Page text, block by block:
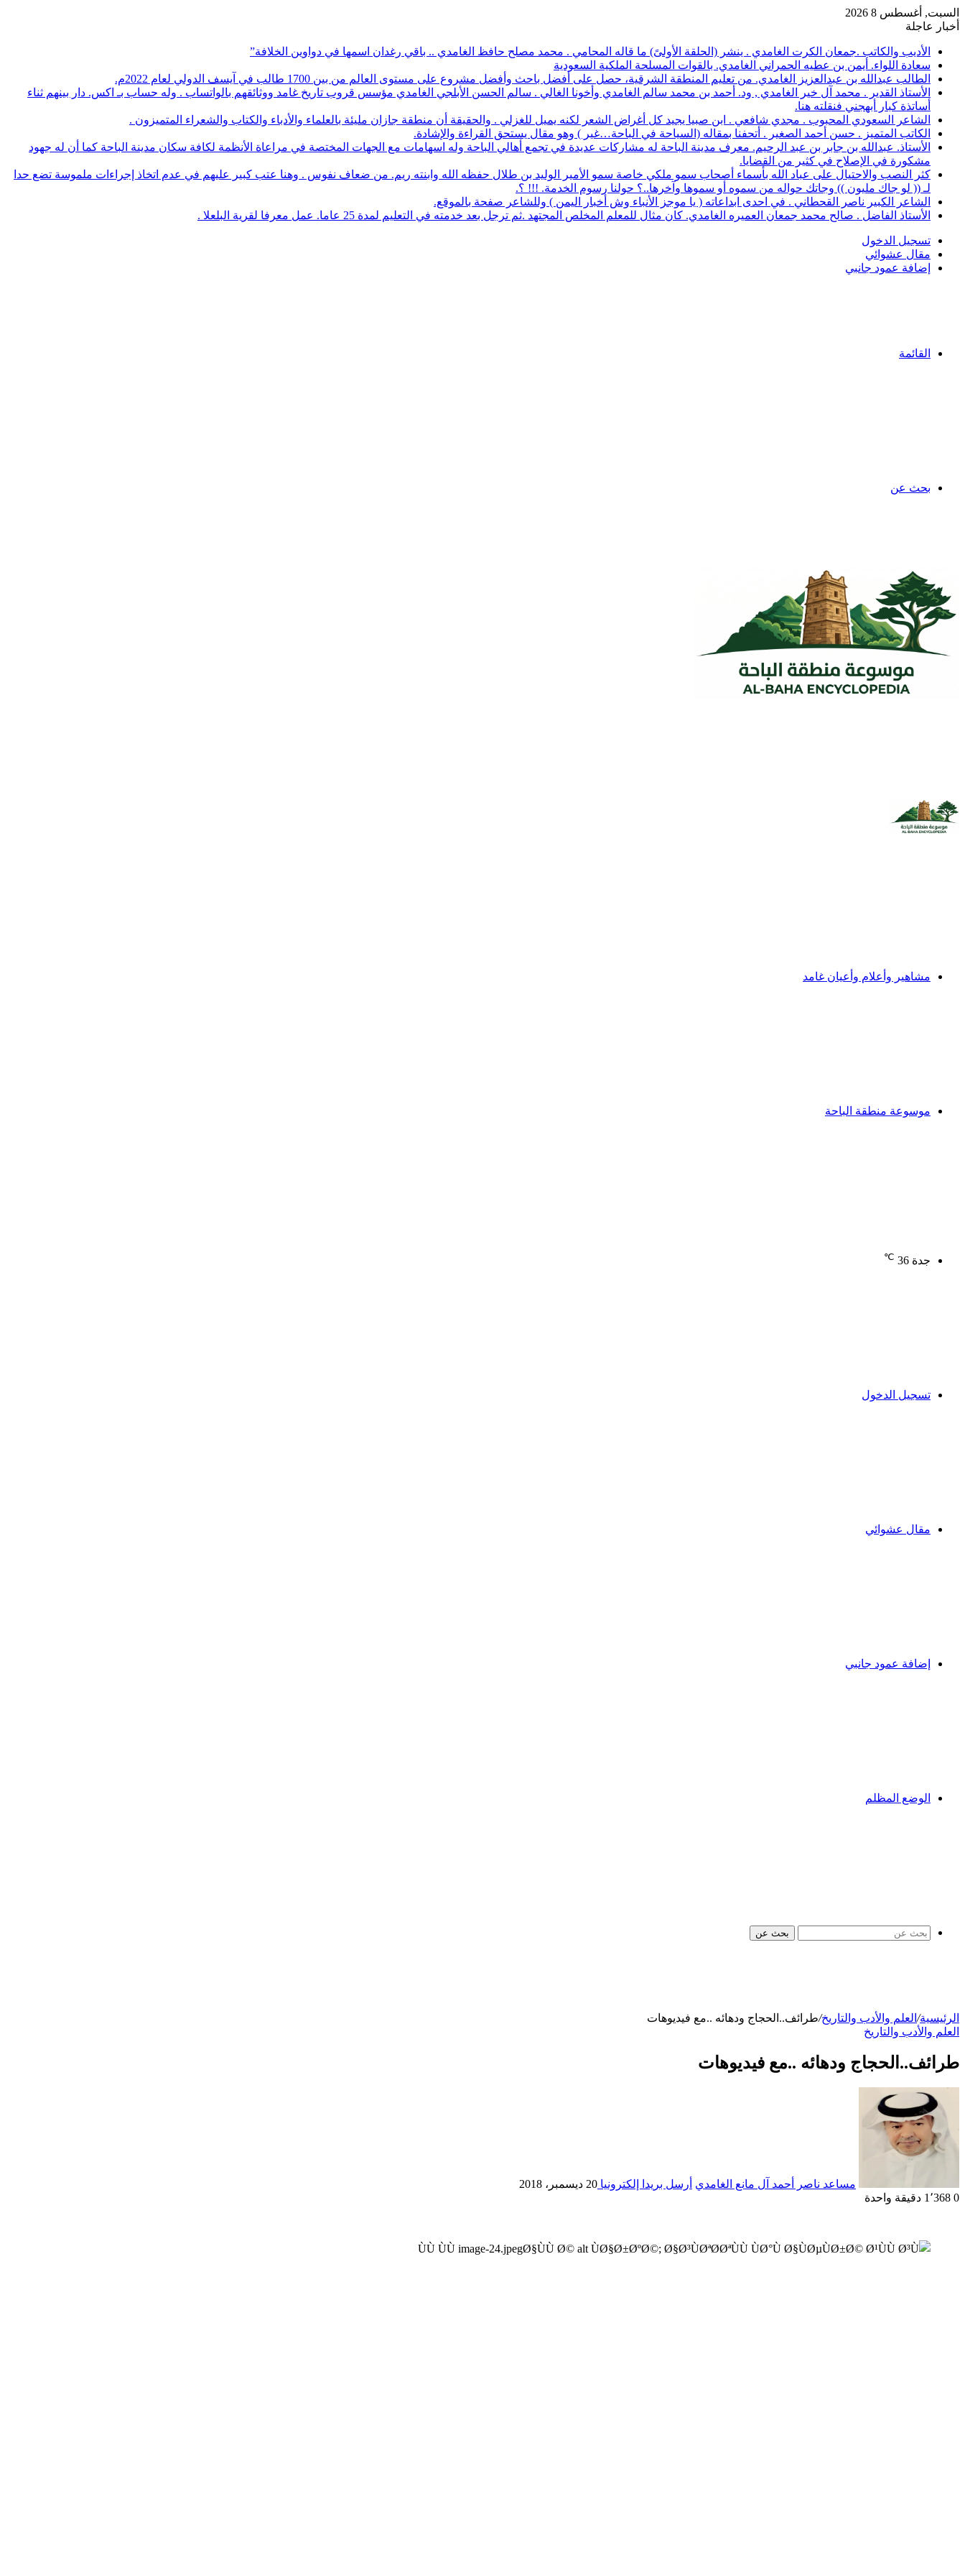
السبت, أغسطس 8 2026
أخبار عاجلة
الأديب والكاتب .جمعان الكرت الغامدي . ينشر (الحلقة الأولىً) ما قاله المحامي . محمد مصلح حافظ الغامدي .. باقي رغدان اسمها في دواوين الخلافة”
سعادة اللواء. أيمن بن عطيه الحمراني الغامدي. بالقوات المسلحة الملكية السعودية
الطالب عبدالله بن عبدالعزيز الغامدي. من تعليم المنطقة الشرقية، حصل على أفضل باحث وأفضل مشروع على مستوى العالم من بين 1700 طالب في آيسف الدولي لعام 2022م.
الأستاذ القدير . محمد آل خير الغامدي , ود. أحمد بن محمد سالم الغامدي وأخونا الغالي . سالم الحسن الأبلجي الغامدي مؤسس قروب تاريخ غامد ووثائقهم بالواتساب . وله حساب بـ اكس. دار بينهم ثناء
أساتذة كبار أبهجني فنقلته هنا.
الشاعر السعودي المحبوب . مجدي شافعي . ابن صبيا يجيد كل أغراض الشعر لكنه يميل للغزلي . والحقيقة أن منطقة جازان مليئة بالعلماء والأدباء والكتاب والشعراء المتميزون .
الكاتب المتميز . حسن أحمد الصغير . أتحفنا بمقاله (السياحة في الباحة…غير ) وهو مقال يستحق القراءة والإشادة.
الأستاذ. عبدالله بن جابر بن عبد الرحيم. معرف مدينة الباحة له مشاركات عديدة في تجمع أهالي الباحة وله اسهامات مع الجهات المختصة في مراعاة الأنظمة لكافة سكان مدينة الباحة كما أن له جهود
مشكورة في الإصلاح في كثير من القضايا.
كثر النصب والاحتيال على عباد الله بأسماء أصحاب سمو ملكي خاصة سمو الأمير الوليد بن طلال حفظه الله وابنته ريم. من ضعاف نفوس . وهنا عتب كبير عليهم في عدم اتخاذ إجراءات ملموسة تضع حدا
لـ (( لو جاك مليون )) وجاتك حواله من سموه أو سموها وآخرها..؟ حولنا رسوم الخدمة. !!! ؟.
الشاعر الكبير ناصر القحطاني . في احدى ابداعاته ( يا موجز الأنباء وش أخبار اليمن ) وللشاعر صفحة بالموقع.
الأستاذ الفاضل . صالح محمد جمعان العميره الغامدي. كان مثال للمعلم المخلص المجتهد .ثم ترجل بعد خدمته في التعليم لمدة 25 عاما. عمل معرفا لقرية البلعلا .
تسجيل الدخول
مقال عشوائي
إضافة عمود جانبي
القائمة
بحث عن
مشاهير وأعلام وأعيان غامد
موسوعة منطقة الباحة
جدة 36
℃
تسجيل الدخول
مقال عشوائي
إضافة عمود جانبي
الوضع المظلم
بحث عن
الرئيسية/ العلم والأدب والتاريخ/طرائف..الحجاج ودهائه ..مع فيديوهات
العلم والأدب والتاريخ
طرائف..الحجاج ودهائه ..مع فيديوهات
مساعد ناصر أحمد آل مانع الغامدي أرسل بريدا إلكترونيا 20 ديسمبر، 2018
0
دقيقة واحدة